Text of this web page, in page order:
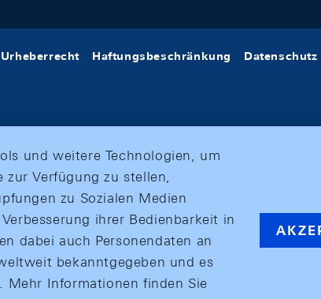
Urheberrecht Haftungsbeschränkung Datenschutz
und weitere Technologien, um
Verfügung zu stellen,
zu Sozialen Medien
ihrer Bedienbarkeit in
dabei auch Personendaten an
bekanntgegeben und es
Mehr Informationen finden Sie